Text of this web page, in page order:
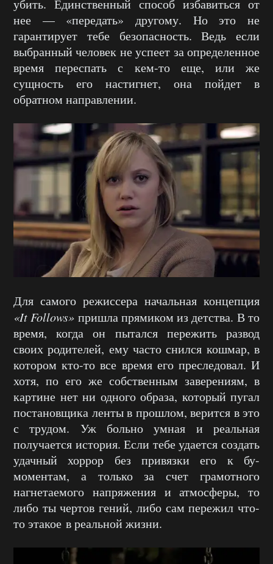
убить. Единственный способ избавиться от
нее — «передать» другому. Но это не
гарантирует тебе безопасность. Ведь если
выбранный человек не успеет за определенное
время переспать с кем-то еще, или же
сущность его настигнет, она пойдет в
обратном направлении.
Для самого режиссера начальная концепция
«It Follows» пришла прямиком из детства. В то
время, когда он пытался пережить развод
своих родителей, ему часто снился кошмар, в
котором кто-то все время его преследовал. И
хотя, по его же собственным заверениям, в
картине нет ни одного образа, который пугал
постановщика ленты в прошлом, верится в это
с трудом. Уж больно умная и реальная
получается история. Если тебе удается создать
удачный хоррор без привязки его к бу-
моментам, а только за счет грамотного
нагнетаемого напряжения и атмосферы, то
либо ты чертов гений, либо сам пережил что-
то этакое в реальной жизни.